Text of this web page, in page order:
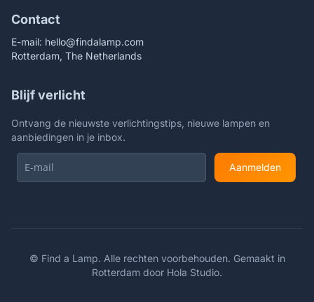
Contact
E-mail: hello@findalamp.com
Rotterdam, The Netherlands
Blijf verlicht
Ontvang de nieuwste verlichtingstips, nieuwe lampen en
aanbiedingen in je inbox.
Aanmelden
© Find a Lamp. Alle rechten voorbehouden. Gemaakt in
Rotterdam door Hola Studio.